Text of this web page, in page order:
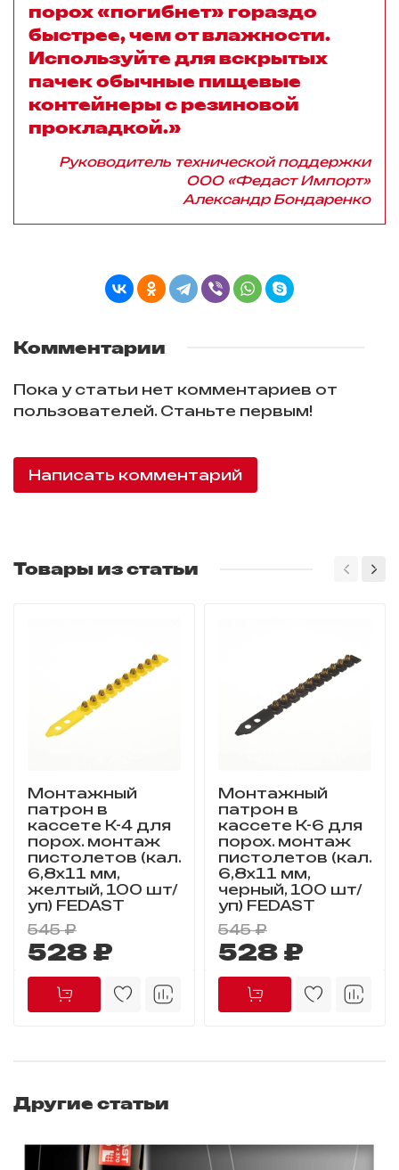
порох «погибнет» гораздо
быстрее, чем от влажности.
Используйте для вскрытых
пачек обычные пищевые
контейнеры с резиновой
прокладкой.»
Руководитель технической поддержки
ООО «Федаст Импорт»
Александр Бондаренко
Комментарии
Пока у статьи нет комментариев от
пользователей. Станьте первым!
Написать комментарий
Товары из статьи
Монтажный
патрон в
кассете К-4 для
порох. монтаж
пистолетов (кал.
6,8х11 мм,
желтый, 100 шт/
уп) FEDAST
545 ₽
528 ₽
Монтажный
патрон в
кассете К-6 для
порох. монтаж
пистолетов (кал.
6,8х11 мм,
черный, 100 шт/
уп) FEDAST
545 ₽
528 ₽
Другие статьи